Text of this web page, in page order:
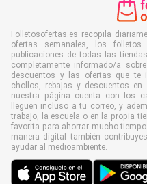
Folletosofertas.es recopila
ofertas semanales, los
publicaciones de todas las
completamente informado/a
descuentos y las ofertas que te
chollos, rebajas y descuentos
nuestra página cuenta con los
lleguen incluso a tu correo, y
trabajo, la escuela o en la propia
favorita para ahorrar mucho
manera digital también
ayudar al medioambiente.